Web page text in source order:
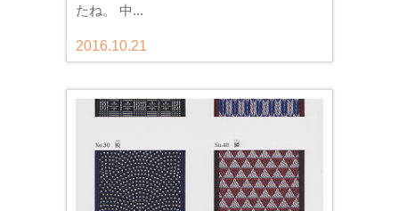
たね。 中...
2016.10.21